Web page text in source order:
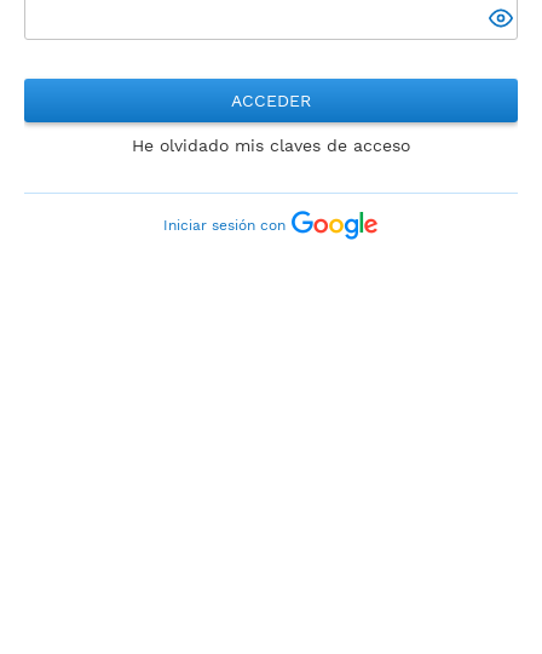
ACCEDER
He olvidado mis claves de acceso
Iniciar sesión con